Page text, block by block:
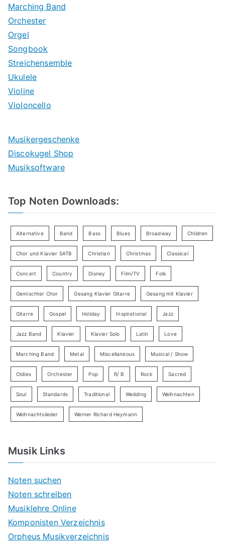
Marching Band
Orchester
Orgel
Songbook
Streichensemble
Ukulele
Violine
Violoncello
Musikergeschenke
Discokugel Shop
Musiksoftware
Top Noten Downloads:
Alternative Band Bass Blues Broadway Children
Chor und Klavier SATB Christian Christmas Classical
Concert Country Disney Film/TV Folk
Gemischter Chor Gesang Klavier Gitarre Gesang mit Klavier
Gitarre Gospel Holiday Inspirational Jazz
Jazz Band Klavier Klavier Solo Latin Love
Marching Band Metal Miscellaneous Musical / Show
Oldies Orchester Pop R/ B Rock Sacred
Soul Standards Traditional Wedding Weihnachten
Weihnachtslieder Werner Richard Heymann
Musik Links
Noten suchen
Noten schreiben
Musiklehre Online
Komponisten Verzeichnis
Orpheus Musikverzeichnis